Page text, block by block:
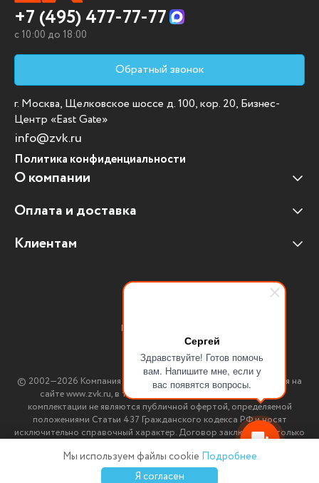
Сергей
Здравствуйте! Готов помочь
вам. Напишите мне, если у
вас появятся вопросы.
+7 (495) 477-77-77
c 10:00 до 18:00
Обратный звонок
г. Москва, Щелковское шоссе д. 100, кор. 20, Бизнес-
Центр «East Gate»
info@zvk.ru
Политика конфиденциальности
О компании
Наши клиенты
Отзывы клиентов
Оплата и доставка
Оплата и доставка
Клиентам
Мультимедийное оборудование
Импортозамещение ПО
© 2002—2026 Компания ЗВК. *Вся информация, опубликованная на
сайте www.zvk.ru, в т.ч. цены, описания, характеристики и
комплектации не являются публичной офертой, определяемой
положениями Статьи 437 Гражданского кодекса РФ и носят
исключительно справочный характер. Договор заключается только
ЗВК.
Присоединяйтесь:
0 0
Мы используем файлы cookie Подробнее
Я согласен